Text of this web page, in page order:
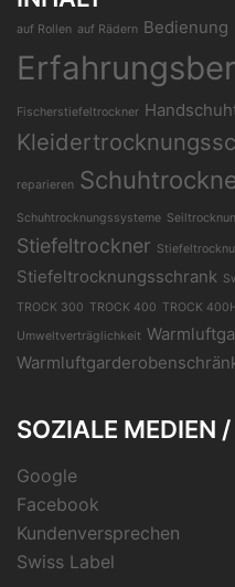
auf Rollen auf Rädern Bedienung
Fischerstiefeltrockner
reparieren
Schuhtrocknungssysteme
Stiefeltrockner
Stiefeltrocknungsschrank
TROCK 300 TROCK 400 TROCK
Umweltverträglichkeit
SOZIALE MEDIEN
Google
Facebook
Kundenversprechen
Swiss Label